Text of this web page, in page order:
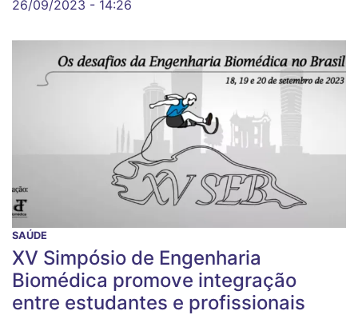
26/09/2023 - 14:26
SAÚDE
XV Simpósio de Engenharia
Biomédica promove integração
entre estudantes e profissionais